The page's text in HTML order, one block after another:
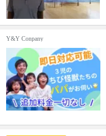
Y&Y Conpany